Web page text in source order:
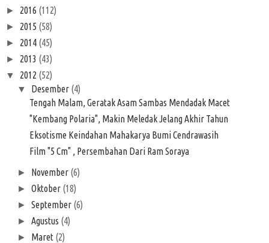
► 2016 (112)
► 2015 (58)
► 2014 (45)
► 2013 (43)
▼ 2012 (52)
▼ Desember (4)
Tengah Malam, Geratak Asam Sambas Mendadak Macet
"Kembang Polaria", Makin Meledak Jelang Akhir Tahun
Eksotisme Keindahan Mahakarya Bumi Cendrawasih
Film "5 Cm" , Persembahan Dari Ram Soraya
► November (6)
►Oktober (18)
►September (6)
►Agustus (4)
► Maret (2)